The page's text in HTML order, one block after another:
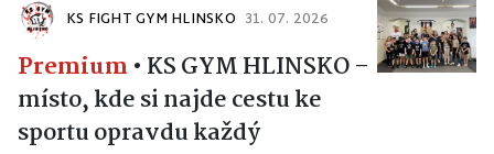
KS FIGHT GYM HLINSKO 31. 07. 2026
Premium • KS GYM HLINSKO –
místo, kde si najde cestu ke
sportu opravdu každý